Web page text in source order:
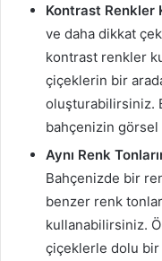
Kontrast Renkler
ve daha dikkat
kontrast renkler
çiçeklerin bir
oluşturabilirsiniz.
bahçenizin görsel
Aynı Renk
Bahçenizde bir
benzer renk
kullanabilirsiniz.
çiçeklerle dolu